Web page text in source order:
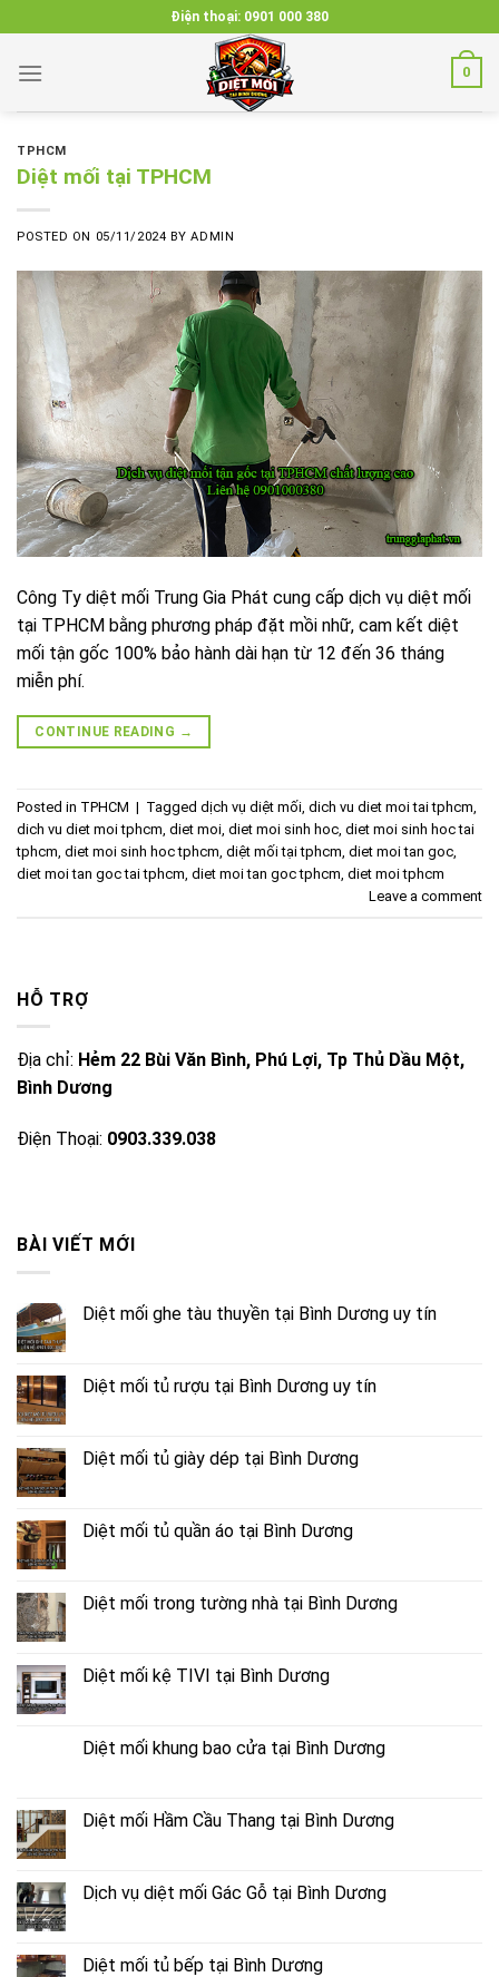
to
content
Điện thoại: 0901 000 380
0
TPHCM
Diệt mối tại TPHCM
POSTED ON 05/11/2024 BYADMIN
Công Ty diệt mối Trung Gia Phát cung cấp dịch vụ diệt mối
tại TPHCM bằng phương pháp đặt mồi nhữ, cam kết diệt
mối tận gốc 100% bảo hành dài hạn từ 12 đến 36 tháng
miễn phí.
CONTINUE READING →
Posted in TPHCM | Tagged dịch vụ diệt mối, dich vu diet moi tai tphcm,
dich vu diet moi tphcm, diet moi, diet moi sinh hoc, diet moi sinh hoc tai
tphcm, diet moi sinh hoc tphcm, diệt mối tại tphcm, diet moi tan goc,
diet moi tan goc tai tphcm, diet moi tan goc tphcm, diet moi tphcm
Leave a comment
HỖ TRỢ
Địa chỉ: Hẻm 22 Bùi Văn Bình, Phú Lợi, Tp Thủ Dầu Một,
Bình Dương
Điện Thoại: 0903.339.038
BÀI VIẾT MỚI
Diệt mối ghe tàu thuyền tại Bình Dương uy tín
Diệt mối tủ rượu tại Bình Dương uy tín
Diệt mối tủ giày dép tại Bình Dương
Diệt mối tủ quần áo tại Bình Dương
Diệt mối trong tường nhà tại Bình Dương
Diệt mối kệ TIVI tại Bình Dương
Diệt mối khung bao cửa tại Bình Dương
Diệt mối Hầm Cầu Thang tại Bình Dương
Dịch vụ diệt mối Gác Gỗ tại Bình Dương
Diệt mối tủ bếp tại Bình Dương